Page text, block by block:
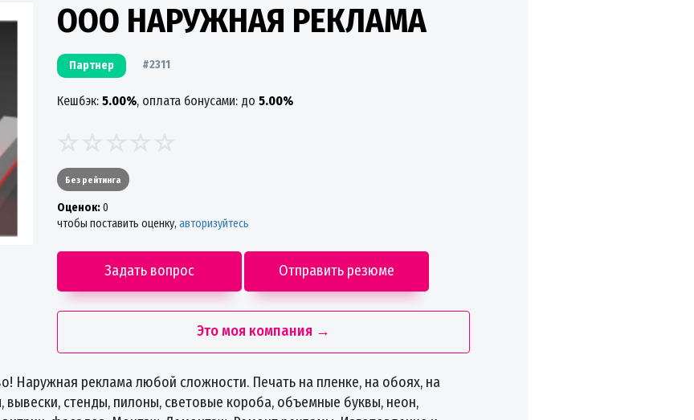
ООО НАРУЖНАЯ РЕКЛАМА
Партнер #2311
Кешбэк: 5.00%, оплата бонусами: до 5.00%
Без рейтинга
Oценок:0
чтобы поставить оценку, авторизуйтесь
Задать вопрос Отправить резюме
Это моя компания →
Наружная реклама любой сложности. Печать на пленке, на обоях, на
вывески, стенды, пилоны, световые короба, объемные буквы, неон,